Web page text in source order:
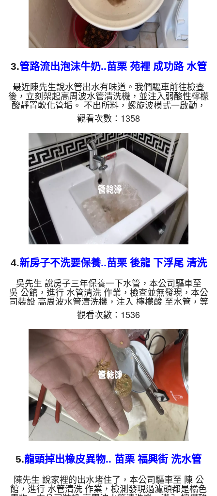
3.管路流出泡沫牛奶..苗栗 苑裡 成功路 水管
清洗
最近陳先生說水管出水有味道。我們驅車前往檢查
後，立刻架起高周波水管清洗機，並注入弱酸性檸檬
酸靜置軟化管垢。 不出所料，螺旋波模式一啟動，
就噴出一顆顆異物，髒水瞬間變成的「泡沫牛奶」！
這就是長年累積在管壁的泥沙與鐵鏽。經過兩個小時
的努力，水終於轉為乾淨，出水量也變大了。 為什
麼水管需要定期「大掃除」？ 管壁髒汙靠一般水壓
難以清除，不同的水質也會產生不同的「色彩反
應」： 咖啡色（鐵鏽/泥沙）： 常見於自來水管線老
化。 石油黑（氧化錳）： 抽取地下水常見的黑色管
垢。 ...
觀看次數：1358
4.新房子不洗要保養..苗栗 後龍 下浮尾 清洗
水管
吳先生 說房子三年保養一下水管，本公司驅車至
吳 公館，進行 水管清洗 作業，檢查並無發現，本公
司裝設 高周波水管清洗機，注入 檸檬酸 至水管，等
了約15分，開啟 水管清洗機 ，啟動 螺旋波 模式，一
洗水管就流出白色泡沫水，突然噴出不少異物，兩個
多小時後，出水變乾淨出水量也變大了。 如是自來
水，如水管老化，會產生鐵鏽跟泥沙堆積，洗出來的
水就會是咖啡色，地下水含有氧化錳，管壁上會結成
黑色管垢，洗出來的水會跟石油一樣黑，有些洗出綠
色的水，是因為裡面有銅的物質，生鏽產生銅綠，如
是藍色的水，是因為...
觀看次數：1536
5.龍頭掉出橡皮異物.. 苗栗 福興街 洗水管
陳先生 說家裡的出水堵住了，本公司驅車至 陳 公
館，進行 水管清洗 作業，檢測發現過濾頭都是橘色